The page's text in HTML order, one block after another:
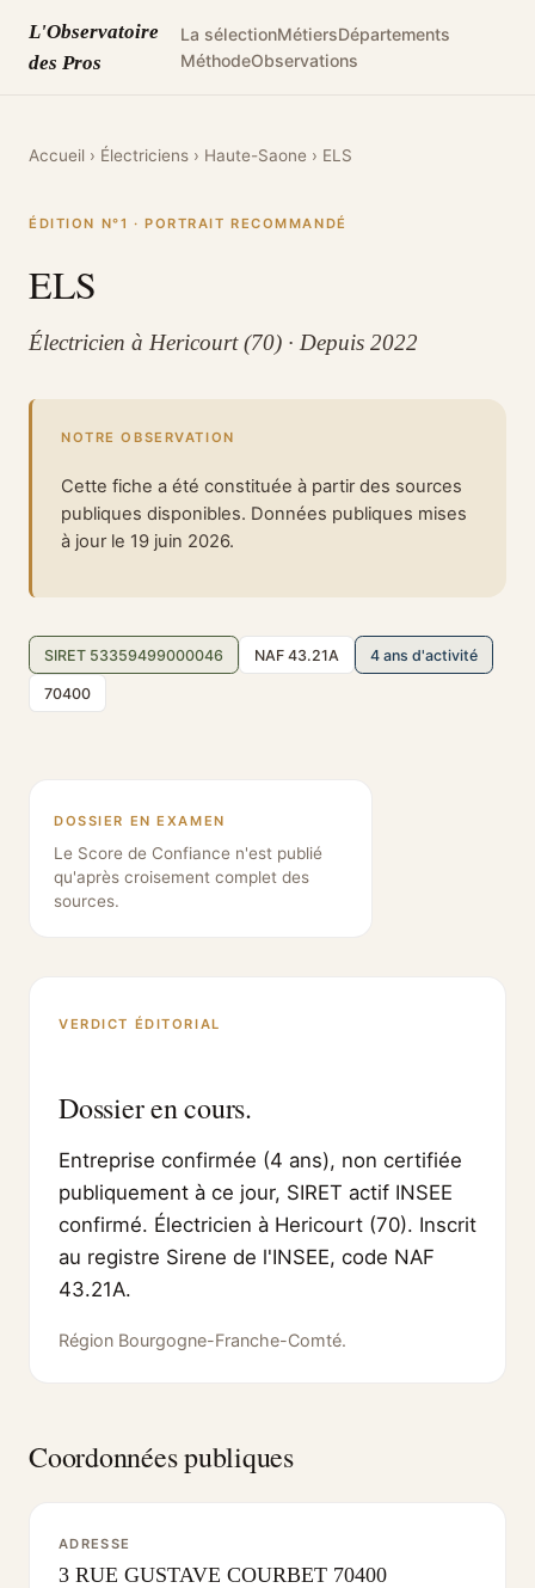
L'Observatoire
des Pros
La sélectionMétiersDépartements
MéthodeObservations
Accueil › Électriciens › Haute-Saone › ELS
ÉDITION N°1 · PORTRAIT RECOMMANDÉ
ELS
Électricien à Hericourt (70) · Depuis 2022
NOTRE OBSERVATION
Cette fiche a été constituée à partir des sources
publiques disponibles. Données publiques mises
à jour le 19 juin 2026.
SIRET 53359499000046 NAF 43.21A 4 ans d'activité
70400
DOSSIER EN EXAMEN
Le Score de Confiance n'est publié
qu'après croisement complet des
sources.
VERDICT ÉDITORIAL
Dossier en cours.
Entreprise confirmée (4 ans), non certifiée
publiquement à ce jour, SIRET actif INSEE
confirmé. Électricien à Hericourt (70). Inscrit
au registre Sirene de l'INSEE, code NAF
43.21A.
Région Bourgogne-Franche-Comté.
Coordonnées publiques
ADRESSE
3 RUE GUSTAVE COURBET 70400